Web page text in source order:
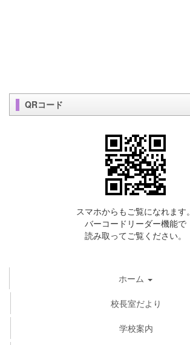
QRコード
スマホからもご覧になれます。
バーコードリーダー機能で
読み取ってご覧ください。
ホーム
校長室だより
学校案内